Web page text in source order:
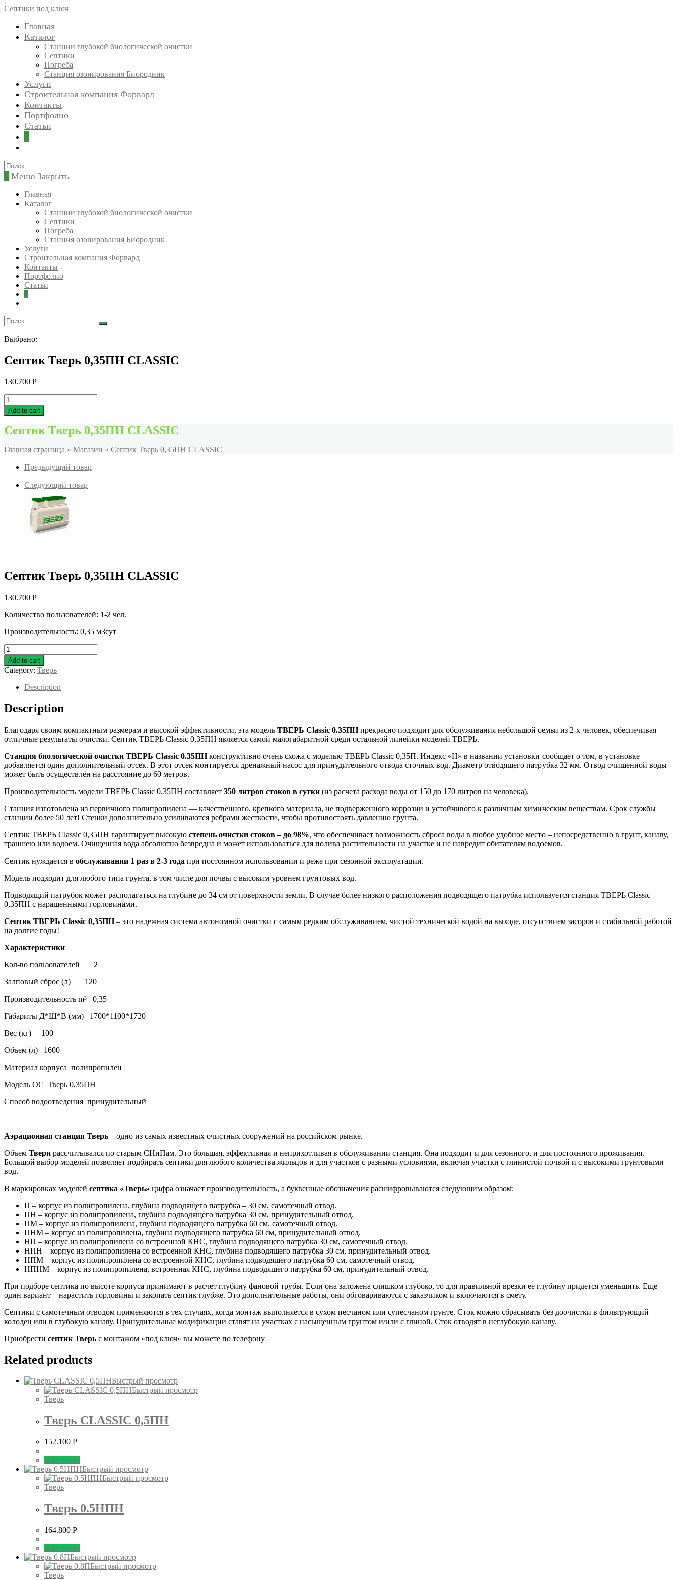
Перейти
содержимому
Септики под ключ
Главная
Каталог
Станции глубокой биологической очистки
Септики
Погреба
Станция озонирования Биородник
Услуги
Строительная компания Форвард
Контакты
Портфолио
Статьи
0
Искать:
0 Меню Закрыть
Главная
Каталог
Станции глубокой биологической очистки
Септики
Погреба
Станция озонирования Биородник
Услуги
Строительная компания Форвард
Контакты
Портфолио
Статьи
0
Выбрано:
Септик Тверь 0,35ПН CLASSIC
130.700 Р
Септик
Тверь
0,35ПН
CLASSIC
quantity
Add to cart
Септик Тверь 0,35ПН CLASSIC
Главная страница » Магазин » Септик Тверь 0,35ПН CLASSIC
Предыдущий товар
Следующий товар
Септик Тверь 0,35ПН CLASSIC
130.700 Р
Количество пользователей: 1-2 чел.
Производительность: 0,35 м3сут
Септик
Тверь
0,35ПН
CLASSIC
quantity
Add to cart
Category: Тверь
Description
Description
Благодаря своим компактным размерам и высокой эффективности, эта модель ТВЕРЬ Classic 0.35ПНпрекрасно подходит для обслуживания небольшой семьи из 2-х человек, обеспечивая
отличные результаты очистки. Септик ТВЕРЬ Classic 0,35ПН является самой малогабаритной среди остальной линейки моделей ТВЕРЬ.
Станция биологической очистки ТВЕРЬ Classic 0.35ПНконструктивно очень схожа с моделью ТВЕРЬ Classic 0,35П. Индекс «Н» в названии установки сообщает о том, в установке
добавляется один дополнительный отсек. В этот отсек монтируется дренажный насос для принудительного отвода сточных вод. Диаметр отводящего патрубка 32 мм. Отвод очищенной воды
может быть осуществлён на расстояние до 60 метров.
Производительность модели ТВЕРЬ Classic 0,35ПН составляет 350 литров стоков в сутки (из расчета расхода воды от 150 до 170 литров на человека).
Станция изготовлена из первичного полипропилена — качественного, крепкого материала, не подверженного коррозии и устойчивого к различным химическим веществам. Срок службы
станции более 50 лет! Стенки дополнительно усиливаются ребрами жесткости, чтобы противостоять давлению грунта.
Септик ТВЕРЬ Classic 0,35ПН гарантирует высокую степень очистки стоков – до 98%, что обеспечивает возможность сброса воды в любое удобное место – непосредственно в грунт, канаву,
траншею или водоем. Очищенная вода абсолютно безвредна и может использоваться для полива растительности на участке и не навредит обитателям водоемов.
Септик нуждается в обслуживании 1 раз в 2-3 года при постоянном использовании и реже при сезонной эксплуатации.
Модель подходит для любого типа грунта, в том числе для почвы с высоким уровнем грунтовых вод.
Подводящий патрубок может располагаться на глубине до 34 см от поверхности земли. В случае более низкого расположения подводящего патрубка используется станция ТВЕРЬ Classic
0,35ПН с наращенными горловинами.
Септик ТВЕРЬ Classic 0,35ПН– это надежная система автономной очистки с самым редким обслуживанием, чистой технической водой на выходе, отсутствием засоров и стабильной работой
на долгие годы!
Характеристики
Кол-во пользователей 2
Залповый сброс (л) 120
Производительность m³ 0,35
Габариты Д*Ш*В (мм) 1700*1100*1720
Вес (кг) 100
Объем (л) 1600
Материал корпуса полипропилен
Модель ОС Тверь 0,35ПН
Способ водоотведения принудительный
Аэрационная станция Тверь – одно из самых известных очистных сооружений на российском рынке.
Объем Твери рассчитывался по старым СНиПам. Это большая, эффективная и неприхотливая в обслуживании станция. Она подходит и для сезонного, и для постоянного проживания.
Большой выбор моделей позволяет подбирать септики для любого количества жильцов и для участков с разными условиями, включая участки с глинистой почвой и с высокими грунтовыми
вод.
В маркировках моделей септика «Тверь» цифра означает производительность, а буквенные обозначения расшифровываются следующим образом:
П – корпус из полипропилена, глубина подводящего патрубка – 30 см, самотечный отвод.
ПН – корпус из полипропилена, глубина подводящего патрубка 30 см, принудительный отвод.
ПМ – корпус из полипропилена, глубина подводящего патрубка 60 см, самотечный отвод.
ПНМ – корпус из полипропилена, глубина подводящего патрубка 60 см, принудительный отвод.
НП – корпус из полипропилена со встроенной КНС, глубина подводящего патрубка 30 см, самотечный отвод.
НПН – корпус из полипропилена со встроенной КНС, глубина подводящего патрубка 30 см, принудительный отвод.
НПМ – корпус из полипропилена со встроенной КНС, глубина подводящего патрубка 60 см, самотечный отвод.
НПНМ – корпус из полипропилена, встроенная КНС, глубина подводящего патрубка 60 см, принудительный отвод.
При подборе септика по высоте корпуса принимают в расчет глубину фановой трубы. Если она заложена слишком глубоко, то для правильной врезки ее глубину придется уменьшить. Еще
один вариант – нарастить горловины и закопать септик глубже. Это дополнительные работы, они обговариваются с заказчиком и включаются в смету.
Септики с самотечным отводом применяются в тех случаях, когда монтаж выполняется в сухом песчаном или супесчаном грунте. Сток можно сбрасывать без доочистки в фильтрующий
колодец или в глубокую канаву. Принудительные модификации ставят на участках с насыщенным грунтом и/или с глиной. Сток отводят в неглубокую канаву.
Приобрести септик Тверь с монтажом «под ключ» вы можете по телефону
Related products
Быстрый просмотр
Быстрый просмотр
Тверь
Тверь CLASSIC 0,5ПН
152.100 Р
Add to cart
Быстрый просмотр
Быстрый просмотр
Тверь
Тверь 0.5НПН
164.800 Р
Add to cart
Быстрый просмотр
Быстрый просмотр
Тверь